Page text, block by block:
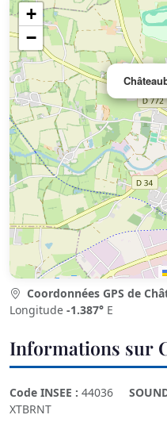
+
−
Coordonnées GPS de
Longitude -1.387° E
Informations sur
Code INSEE : 44036
XTBRNT